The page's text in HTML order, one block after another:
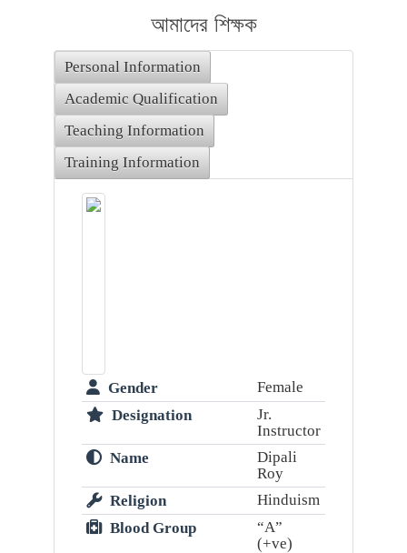
আমাদের শিক্ষক
Personal Information
Academic Qualification
Teaching Information
Training Information
Gender
Female
Designation
Jr.
Instructor
Name
Dipali
Roy
Religion
Hinduism
Blood Group
“A”
(+ve)